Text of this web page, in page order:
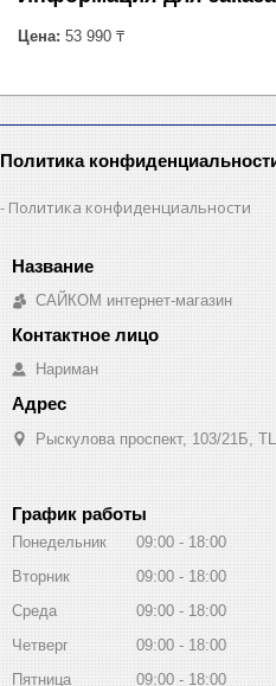
Цена: 53 990 ₸
Политика
Политика конфиденциальности
САЙКОМ интернет-магазин
Нариман
Рыскулова проспект, 103/21Б,
График работы
Понедельник 09:00
18:00
Вторник
09:00
18:00
Среда
09:00
18:00
Четверг
09:00
18:00
Пятница
09:00 18:00